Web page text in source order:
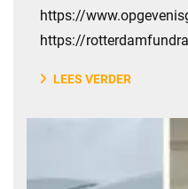
https://
https://
LEES VERDER